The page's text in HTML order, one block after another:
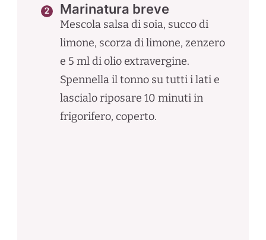
Marinatura breve
Mescola salsa di soia, succo di
limone, scorza di limone, zenzero
e 5 ml di olio extravergine.
Spennella il tonno su tutti i lati e
lascialo riposare 10 minuti in
frigorifero, coperto.